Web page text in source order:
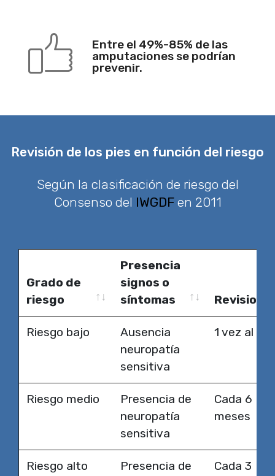
Entre el 49%-85% de las
amputaciones se podrían
prevenir.
Revisión de los pies en función del riesgo
Según la clasificación de riesgo del
Consenso del IWGDFen 2011
Grado de
riesgo
Presencia
signos o
síntomas
Grado de
riesgo
Presencia
signos o
síntomas
Riesgo bajo
Ausencia
neuropatía
sensitiva
1 vez al
Riesgo medio
Presencia de
neuropatía
sensitiva
Cada 6
meses
Riesgo alto
Presencia de
Cada 3